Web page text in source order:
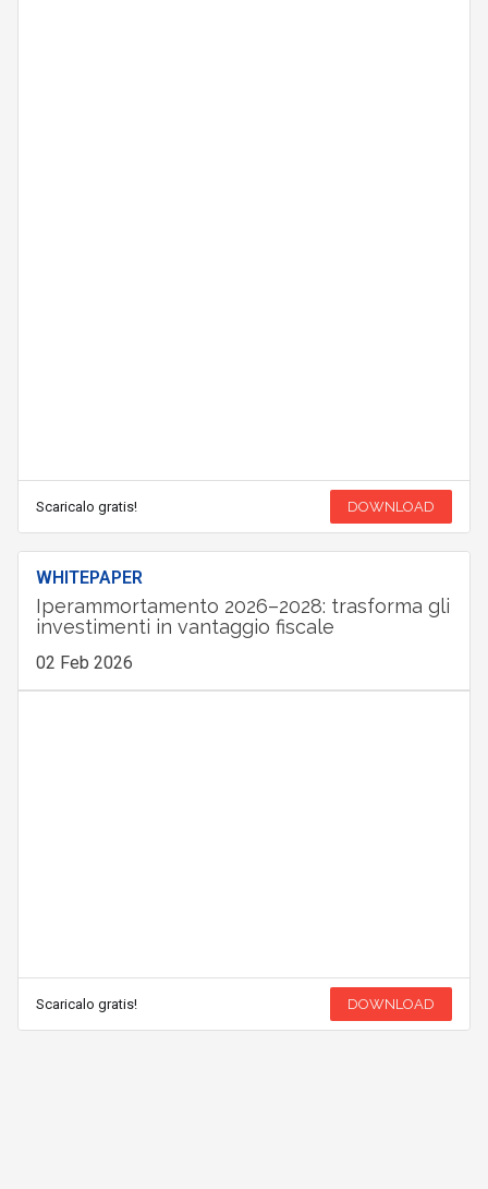
Scaricalo gratis! DOWNLOAD
WHITEPAPER
Iperammortamento 2026–2028: trasforma gli
investimenti in vantaggio fiscale
02 Feb 2026
Scaricalo gratis! DOWNLOAD